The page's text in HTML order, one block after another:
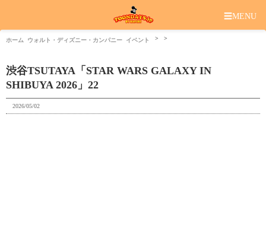
☰MENU
ホーム ウォルト・ディズニー・カンパニー イベント
渋谷TSUTAYA「STAR WARS GALAXY IN
SHIBUYA 2026」22
2026/05/02